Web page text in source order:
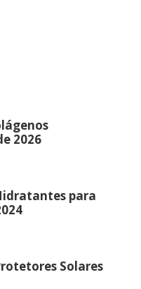
2026
para
Solares